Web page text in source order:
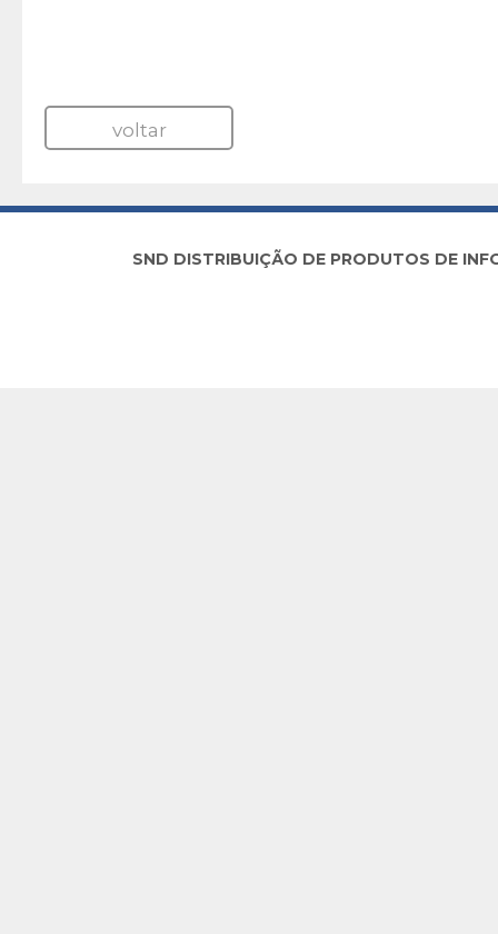
voltar
SND DISTRIBUIÇÃO DE PRODUTOS DE